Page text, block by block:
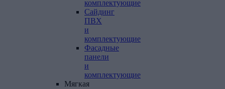
комплектующие
Сайдинг
ПВХ
и
комплектующие
Фасадные
панели
и
комплектующие
Мягкая